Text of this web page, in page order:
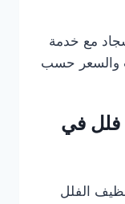
مع خدمة
والسعر حسب
فلل في
الفلل